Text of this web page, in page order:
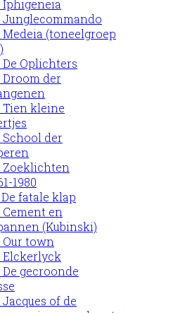
Iphigeneia
Junglecommando
Medeia (toneelgroep
De Oplichters
Droom der
Tien kleine
School der
Zoeklichten
1980
De fatale klap
Cement en
(Kubinski)
Our town
Elckerlyck
De gecroonde
Jacques of de